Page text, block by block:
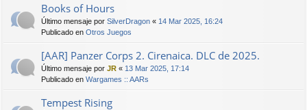
Books of Hours
Último mensaje por SilverDragon « 14 Mar 2025, 16:24
Publicado en Otros Juegos
[AAR] Panzer Corps 2. Cirenaica. DLC de 2025.
Último mensaje por JR « 13 Mar 2025, 17:14
Publicado en Wargames :: AARs
Tempest Rising